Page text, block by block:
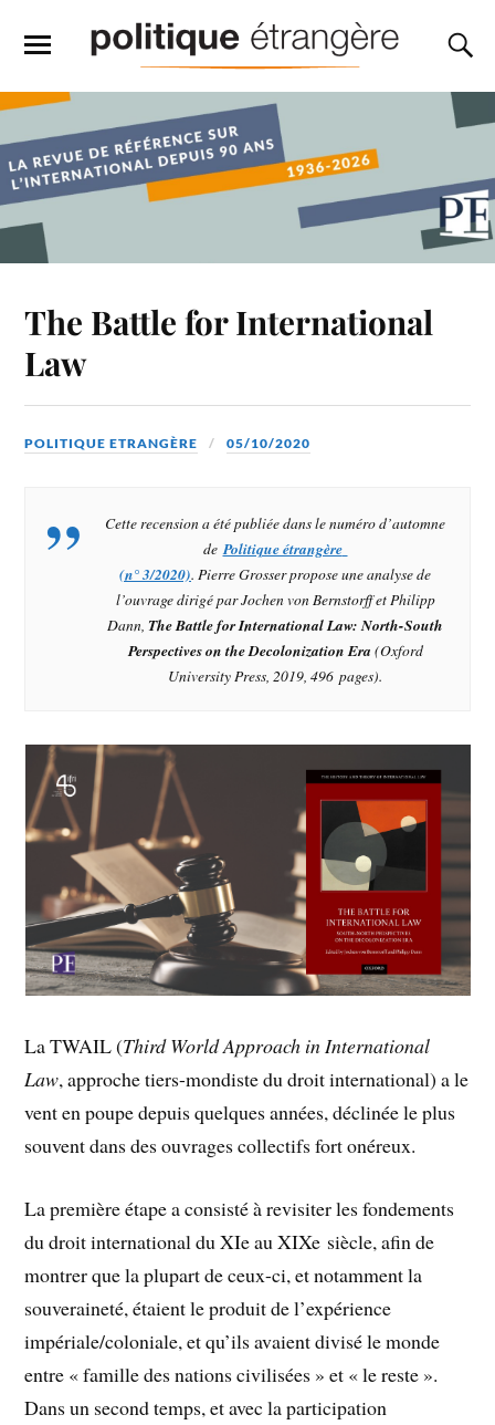
The Battle for International
Law
POLITIQUE ETRANGÈRE 05/10/2020
Cette recension a été publiée dans le numéro d’automne
dePolitique étrangère
(n° 3/2020). Pierre Grosser propose une analyse de
l’ouvrage dirigé par Jochen von Bernstorff et Philipp
Dann, The Battle for International Law: North-South
Perspectives on the Decolonization Era (Oxford
University Press, 2019, 496 pages).
La TWAIL (Third World Approach in International
Law, approche tiers-mondiste du droit international) a le
vent en poupe depuis quelques années, déclinée le plus
souvent dans des ouvrages collectifs fort onéreux.
La première étape a consisté à revisiter les fondements
du droit international du XIe au XIXe siècle, afin de
montrer que la plupart de ceux-ci, et notamment la
souveraineté, étaient le produit de l’expérience
impériale/coloniale, et qu’ils avaient divisé le monde
entre « famille des nations civilisées » et « le reste ».
Dans un second temps, et avec la participation